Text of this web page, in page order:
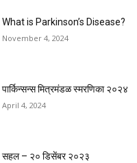
What is Parkinson’s Disease?
November 4, 2024
पार्किन्सन्स मित्रमंडळ स्मरणिका २०२४
April 4, 2024
सहल – २० डिसेंबर २०२३